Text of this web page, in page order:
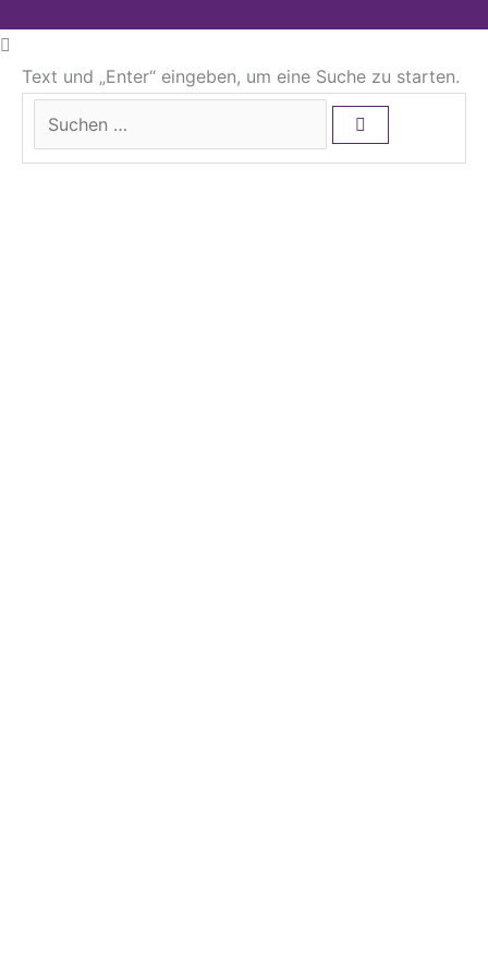
Text und „Enter“ eingeben, um eine Suche zu starten.